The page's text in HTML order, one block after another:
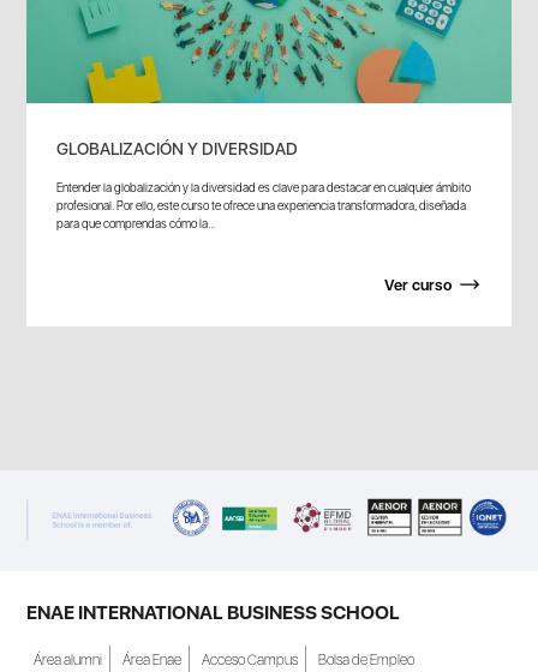
GLOBALIZACIÓN Y DIVERSIDAD
Entender la globalización y la diversidad es clave para destacar en cualquier ámbito
profesional. Por ello, este curso te ofrece una experiencia transformadora, diseñada
para que comprendas cómo la...
Ver curso
ENAE INTERNATIONAL BUSINESS SCHOOL
Área alumni Área Enae Acceso Campus Bolsa de Empleo